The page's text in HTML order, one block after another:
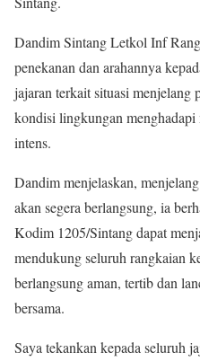
Dandim Sintang Letkol Inf
penekanan dan arahannya
jajaran terkait situasi menjelang
kondisi lingkungan
intens.
Dandim menjelaskan,
akan segera berlangsung, ia
Kodim 1205/Sintang dapat
mendukung seluruh rangkaian
berlangsung aman, tertib dan
bersama.
Saya tekankan kepada seluruh